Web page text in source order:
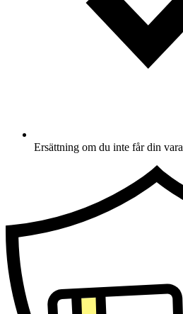
Ersättning om du inte får din vara